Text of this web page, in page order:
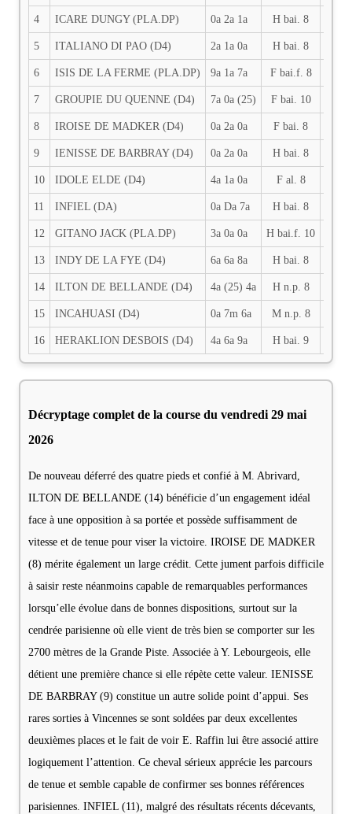
4 ICARE DUNGY (PLA.DP) 0a 2a 1a H bai. 8
5 ITALIANO DI PAO (D4) 2a 1a 0a H bai. 8
6 ISIS DE LA FERME (PLA.DP) 9a 1a 7a F bai.f. 8
7 GROUPIE DU QUENNE (D4) 7a 0a (25) F bai. 10
8 IROISE DE MADKER (D4) 0a 2a 0a F bai. 8
9 IENISSE DE BARBRAY (D4) 0a 2a 0a H bai. 8
10 IDOLE ELDE (D4) 4a 1a 0a F al. 8
11 INFIEL (DA) 0a Da 7a H bai. 8
12 GITANO JACK (PLA.DP) 3a 0a 0a H bai.f. 10
13 INDY DE LA FYE (D4) 6a 6a 8a H bai. 8
14 ILTON DE BELLANDE (D4) 4a (25) 4a H n.p. 8
15 INCAHUASI (D4) 0a 7m 6a M n.p. 8
16 HERAKLION DESBOIS (D4) 4a 6a 9a H bai. 9
Décryptage complet de la course du vendredi 29 mai
2026
De nouveau déferré des quatre pieds et confié à M. Abrivard,
ILTON DE BELLANDE (14) bénéficie d’un engagement idéal
face à une opposition à sa portée et possède suffisamment de
vitesse et de tenue pour viser la victoire. IROISE DE MADKER
(8) mérite également un large crédit. Cette jument parfois difficile
à saisir reste néanmoins capable de remarquables performances
lorsqu’elle évolue dans de bonnes dispositions, surtout sur la
cendrée parisienne où elle vient de très bien se comporter sur les
2700 mètres de la Grande Piste. Associée à Y. Lebourgeois, elle
détient une première chance si elle répète cette valeur. IENISSE
DE BARBRAY (9) constitue un autre solide point d’appui. Ses
rares sorties à Vincennes se sont soldées par deux excellentes
deuxièmes places et le fait de voir E. Raffin lui être associé attire
logiquement l’attention. Ce cheval sérieux apprécie les parcours
de tenue et semble capable de confirmer ses bonnes références
parisiennes. INFIEL (11), malgré des résultats récents décevants,